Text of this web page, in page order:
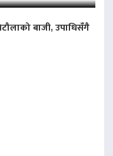
बाजी, उपाधिसँगै